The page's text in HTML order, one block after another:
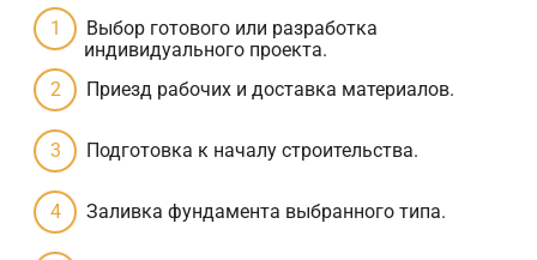
Выбор готового или разработка
индивидуального проекта.
Приезд рабочих и доставка материалов.
Подготовка к началу строительства.
Заливка фундамента выбранного типа.